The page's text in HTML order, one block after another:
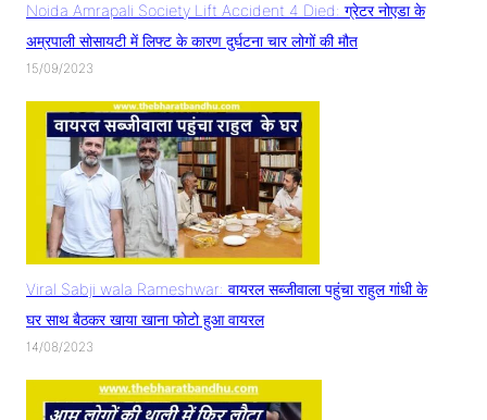
Noida Amrapali Society Lift Accident 4 Died: ग्रेटर नोएडा के
अम्रपाली सोसायटी में लिफ्ट के कारण दुर्घटना चार लोगों की मौत
15/09/2023
Viral Sabji wala Rameshwar: वायरल सब्जीवाला पहुंचा राहुल गांधी के
घर साथ बैठकर खाया खाना फोटो हुआ वायरल
14/08/2023